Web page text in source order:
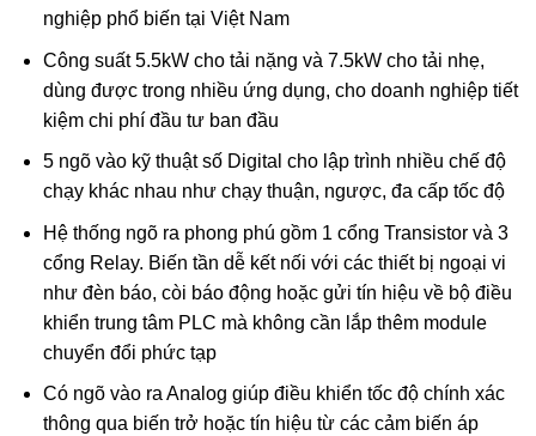
nghiệp phổ biến tại Việt Nam
Công suất 5.5kW cho tải nặng và 7.5kW cho tải nhẹ,
dùng được trong nhiều ứng dụng, cho doanh nghiệp tiết
kiệm chi phí đầu tư ban đầu
5 ngõ vào kỹ thuật số Digital cho lập trình nhiều chế độ
chạy khác nhau như chạy thuận, ngược, đa cấp tốc độ
Hệ thống ngõ ra phong phú gồm 1 cổng Transistor và 3
cổng Relay. Biến tần dễ kết nối với các thiết bị ngoại vi
như đèn báo, còi báo động hoặc gửi tín hiệu về bộ điều
khiển trung tâm PLC mà không cần lắp thêm module
chuyển đổi phức tạp
Có ngõ vào ra Analog giúp điều khiển tốc độ chính xác
thông qua biến trở hoặc tín hiệu từ các cảm biến áp